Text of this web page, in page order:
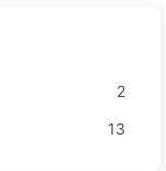
2
13